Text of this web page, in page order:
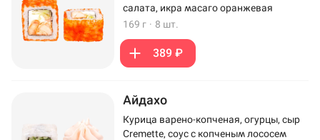
салата, икра масаго оранжевая
169 г · 8 шт.
389 ₽
Айдахо
Курица варено-копченая, огурцы, сыр
Cremette, соус с копченым лососем